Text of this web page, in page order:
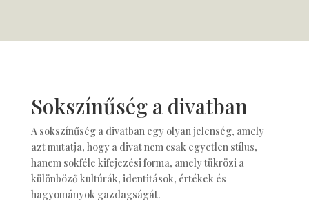
Sokszínűség a divatban
A sokszínűség a divatban egy olyan jelenség, amely
azt mutatja, hogy a divat nem csak egyetlen stílus,
hanem sokféle kifejezési forma, amely tükrözi a
különböző kultúrák, identitások, értékek és
hagyományok gazdagságát.